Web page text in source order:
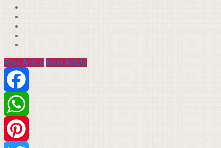
Prev Article Next Article
Facebook
WhatsApp